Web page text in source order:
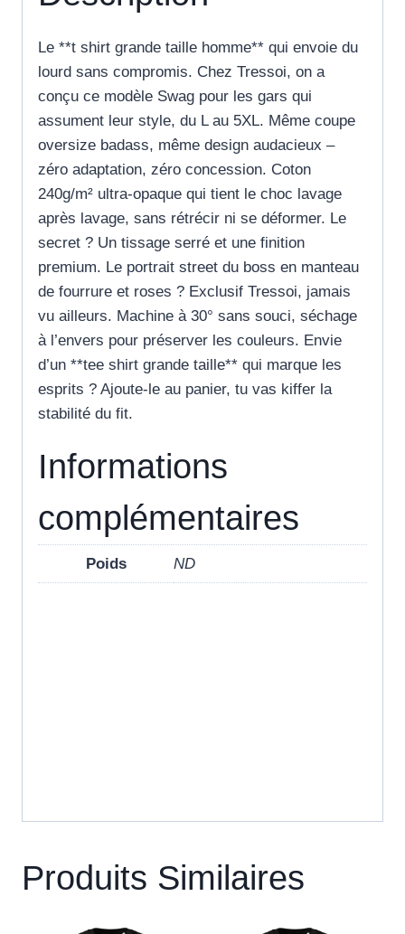
Le **t shirt grande taille homme** qui envoie du
lourd sans compromis. Chez Tressoi, on a
conçu ce modèle Swag pour les gars qui
assument leur style, du L au 5XL. Même coupe
oversize badass, même design audacieux –
zéro adaptation, zéro concession. Coton
240g/m² ultra-opaque qui tient le choc lavage
après lavage, sans rétrécir ni se déformer. Le
secret ? Un tissage serré et une finition
premium. Le portrait street du boss en manteau
de fourrure et roses ? Exclusif Tressoi, jamais
vu ailleurs. Machine à 30° sans souci, séchage
à l’envers pour préserver les couleurs. Envie
d’un **tee shirt grande taille** qui marque les
esprits ? Ajoute-le au panier, tu vas kiffer la
stabilité du fit.
Informations
complémentaires
Poids ND
Produits Similaires